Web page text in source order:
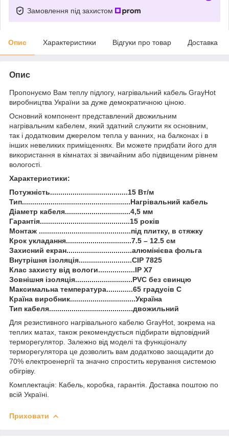
Замовлення під захистом
Опис Характеристики Відгуки про товар Доставка
Опис
Пропонуємо Вам теплу підлогу, нагрівальний кабель GrayHot
виробництва України за дуже демократичною ціною.
Основний компонент представлений двожильним
нагрівальним кабелем, який здатний служити як основним,
так і додатковим джерелом тепла у ванних, на балконах і в
інших невеликих приміщеннях. Ви можете придбати його для
використання в кімнатах зі звичайним або підвищеним рівнем
вологості.
Характеристики:
Потужність......................................15 Вт/м
Тип.....................................................Нагрівальний кабель
Діаметр кабеля................................4,5 мм
Гарантія............................................15 років
Монтаж .............................................під плитку, в стяжку
Крок укладання................................7.5 – 12.5 см
Захисний екран................................алюмінієва фольга
Внутрішня ізоляція..........................CIP 7825
Клас захисту від вологи..................IP X7
Зовнішня ізоляція............................PVC без свинцю
Максимальна температура.............65 градусів С
Країна виробник................................Україна
Тип кабеля.........................................двожильний
Для резистивного нагрівального кабелю GrayHot, зокрема на
теплих матах, також рекомендується підбирати відповідний
терморегулятор. Залежно від моделі та функціоналу
терморегулятора це дозволить вам додатково заощадити до
70% електроенергії та значно спростить керування системою
обігріву.
Комплектація: Кабель, коробка, гарантія. Доставка поштою по
всій Україні.
Приховати